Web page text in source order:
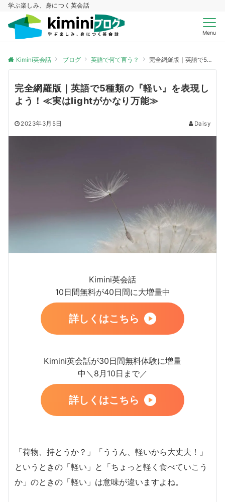
学ぶ楽しみ、身につく英会話
Menu
Kimini英会話 ブログ 英語で何て言う？ 完全網羅版｜英語で5種類の『軽い』を表現しよう！≪実はlightがかなり万能≫
完全網羅版｜英語で5種類の『軽い』を表現し
よう！≪実はlightがかなり万能≫
2023年3月5日 Daisy
Kimini英会話
10日間無料が40日間に大増量中
詳しくはこちら
Kimini英会話が30日間無料体験に増量
中＼8月10日まで／
詳しくはこちら
「荷物、持とうか？」「ううん、軽いから大丈夫！」
というときの「軽い」と「ちょっと軽く食べていこう
か」のときの「軽い」は意味が違いますよね。